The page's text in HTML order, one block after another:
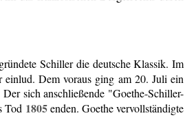
Schiller die deutsche Klassik. Im
Dem voraus ging am 20. Juli ein
sich anschließende "Goethe-Schiller-
Tod 1805enden. Goethe vervollständigte